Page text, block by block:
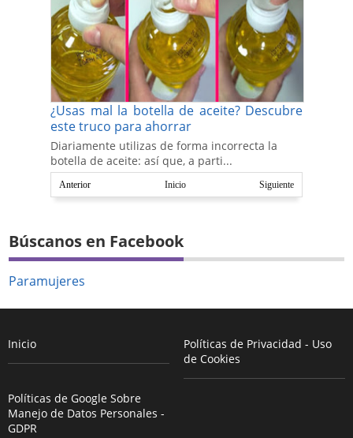
¿Usas mal la botella de aceite? Descubre
este truco para ahorrar
Diariamente utilizas de forma incorrecta la
botella de aceite: así que, a parti...
Anterior Siguiente
Inicio
Búscanos en Facebook
Paramujeres
Inicio
Políticas de Privacidad - Uso
de Cookies
Políticas de Google Sobre
Manejo de Datos Personales -
GDPR